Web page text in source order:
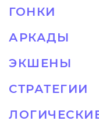
ГОНКИ
АРКАДЫ
ЭКШЕНЫ
СТРАТЕГИИ